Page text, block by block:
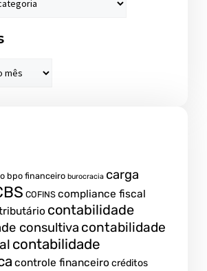
bpo financeiro burocracia carga
COFINS compliance fiscal
contabilidade
consultiva contabilidade
contabilidade
controle financeiro créditos